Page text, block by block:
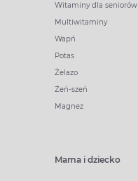
Witaminy dla seniorów
Multiwitaminy
Wapń
Potas
Żelazo
Żeń-szeń
Magnez
Mama i dziecko